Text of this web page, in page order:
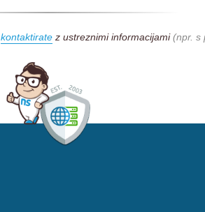
kontaktiratez ustreznimi informacijami(npr. s